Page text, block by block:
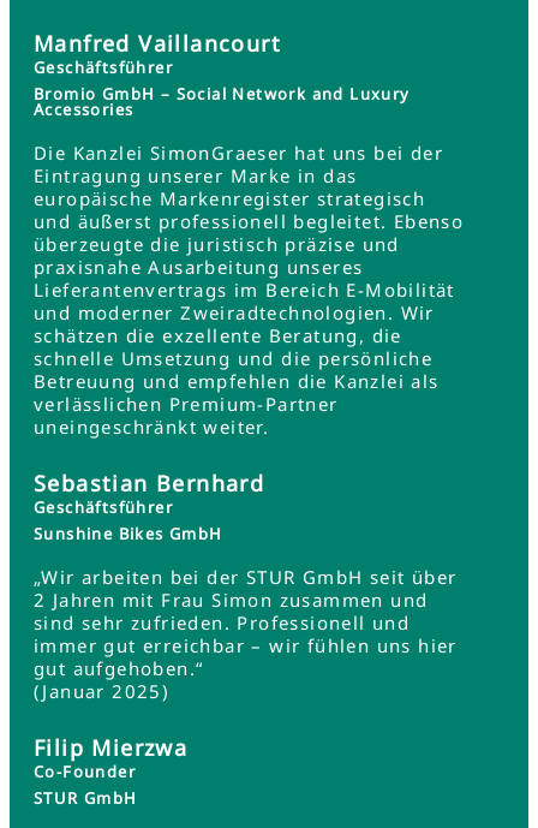
Manfred Vaillancourt
Geschäftsführer
Bromio GmbH – Social Network and Luxury
Accessories
Die Kanzlei SimonGraeser hat uns bei der
Eintragung unserer Marke in das
europäische Markenregister strategisch
und äußerst professionell begleitet. Ebenso
überzeugte die juristisch präzise und
praxisnahe Ausarbeitung unseres
Lieferantenvertrags im Bereich E-Mobilität
und moderner Zweiradtechnologien. Wir
schätzen die exzellente Beratung, die
schnelle Umsetzung und die persönliche
Betreuung und empfehlen die Kanzlei als
verlässlichen Premium-Partner
uneingeschränkt weiter.
Sebastian Bernhard
Geschäftsführer
Sunshine Bikes GmbH
„Wir arbeiten bei der STUR GmbH seit über
2 Jahren mit Frau Simon zusammen und
sind sehr zufrieden. Professionell und
immer gut erreichbar – wir fühlen uns hier
gut aufgehoben.“
(Januar 2025)
Filip Mierzwa
Co-Founder
STUR GmbH